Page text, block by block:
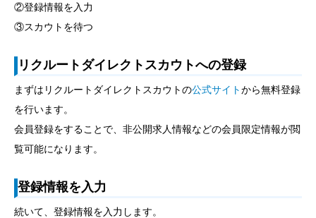
②登録情報を入力
③スカウトを待つ
リクルートダイレクトスカウトへの登録
まずはリクルートダイレクトスカウトの公式サイトから無料登録
を行います。
会員登録をすることで、非公開求人情報などの会員限定情報が閲
覧可能になります。
登録情報を入力
続いて、登録情報を入力します。